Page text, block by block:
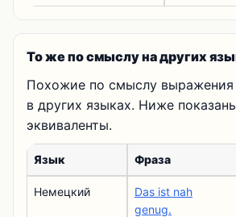
То же по смыслу на других
Похожие по смыслу выражения
в других языках. Ниже
эквиваленты.
Язык Фраза
Немецкий
Das ist nah
genug.